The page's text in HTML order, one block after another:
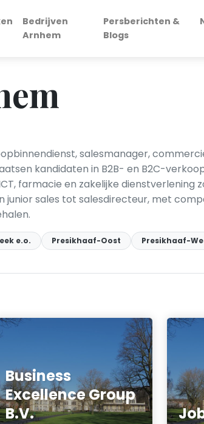
Bedrijven
Arnhem
Persberichten &
Blogs
salesmanager,
kandidaten in B2B- en B2C-
farmacie en zakelijke dienstverlening
sales tot salesdirecteur, met
e.o. Presikhaaf-Oost Presikhaaf-
Business
Excellence Group
B.V.